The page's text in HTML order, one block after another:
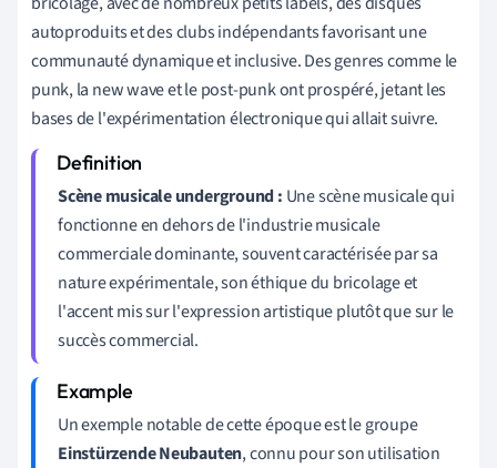
autoproduits et des clubs indépendants favorisant une
communauté dynamique et inclusive. Des genres comme le
punk, la new wave et le post-punk ont prospéré, jetant les
bases de l'expérimentation électronique qui allait suivre.
Scène musicale underground : Une scène musicale qui
fonctionne en dehors de l'industrie musicale
commerciale dominante, souvent caractérisée par sa
nature expérimentale, son éthique du bricolage et
l'accent mis sur l'expression artistique plutôt que sur le
succès commercial.
Un exemple notable de cette époque est le groupe
Einstürzende Neubauten, connu pour son utilisation